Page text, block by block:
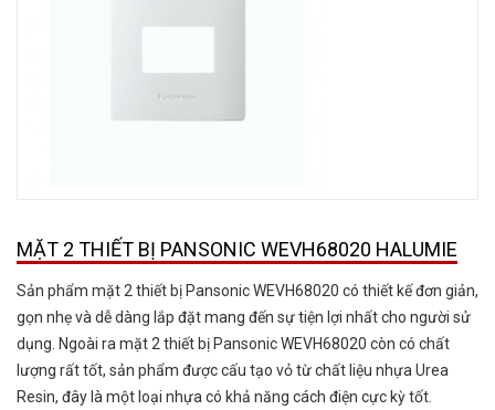
MẶT 2 THIẾT BỊ PANSONIC WEVH68020 HALUMIE
Sản phẩm mặt 2 thiết bị Pansonic WEVH68020 có thiết kế đơn giản,
gọn nhẹ và dễ dàng lắp đặt mang đến sự tiện lợi nhất cho người sử
dụng. Ngoài ra mặt 2 thiết bị Pansonic WEVH68020 còn có chất
lượng rất tốt, sản phẩm được cấu tạo vỏ từ chất liệu nhựa Urea
Resin, đây là một loại nhựa có khả năng cách điện cực kỳ tốt.